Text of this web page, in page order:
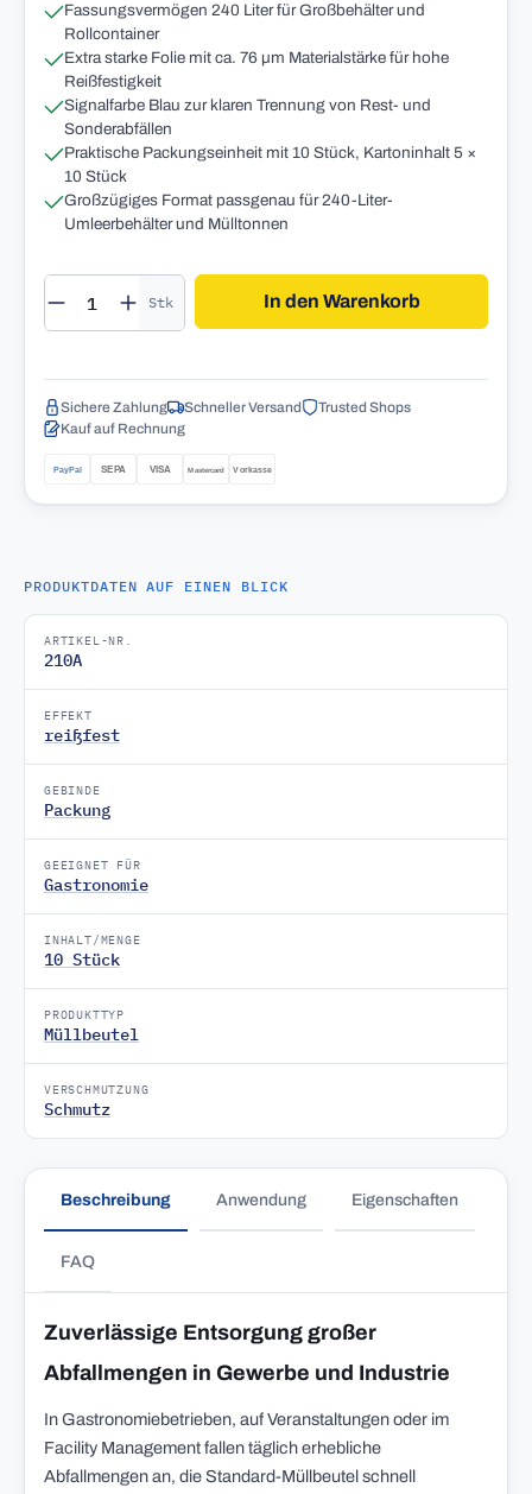
Fassungsvermögen 240 Liter für Großbehälter und
Rollcontainer
Extra starke Folie mit ca. 76 µm Materialstärke für hohe
Reißfestigkeit
Signalfarbe Blau zur klaren Trennung von Rest- und
Sonderabfällen
Praktische Packungseinheit mit 10 Stück, Kartoninhalt 5 ×
10 Stück
Großzügiges Format passgenau für 240-Liter-
Umleerbehälter und Mülltonnen
Produkt Anzahl: Gib den gewünschten
Stk In den Warenkorb
Sichere Zahlung Schneller Versand
Trusted Shops
Kauf auf Rechnung
PRODUKTDATEN AUF EINEN BLICK
ARTIKEL-NR.
210A
EFFEKT
reißfest
GEBINDE
Packung
GEEIGNET FÜR
Gastronomie
INHALT/MENGE
10 Stück
PRODUKTTYP
Müllbeutel
VERSCHMUTZUNG
Schmutz
Beschreibung Anwendung Eigenschaften
FAQ
Zuverlässige Entsorgung großer
Abfallmengen in Gewerbe und Industrie
In Gastronomiebetrieben, auf Veranstaltungen oder im
Facility Management fallen täglich erhebliche
Abfallmengen an, die Standard-Müllbeutel schnell